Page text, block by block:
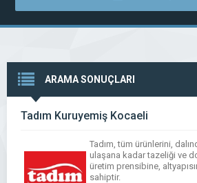
ARAMA SONUÇLARI
Tadım Kuruyemiş Kocaeli
Tadım, tüm ürünlerini,
ulaşana kadar tazeliği ve
üretim prensibine,
sahiptir.